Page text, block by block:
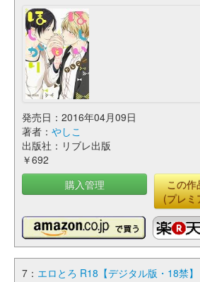
発売日：2016年04月09日
著者： やしこ
出版社：リブレ出版
￥692
購入管理
この作
(プレミ
7： エロとろ R18【デジタル版・18禁